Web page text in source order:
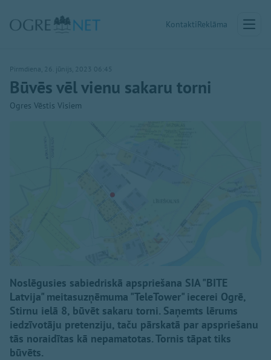
KontaktiReklāma
Pirmdiena, 26. jūnijs, 2023 06:45
Būvēs vēl vienu sakaru torni
Ogres Vēstis Visiem
Noslēgusies sabiedriskā apspriešana SIA "BITE
Latvija" meitasuzņēmuma "TeleTower" iecerei Ogrē,
Stirnu ielā 8, būvēt sakaru torni. Saņemts lērums
iedzīvotāju pretenziju, taču pārskatā par apspriešanu
tās noraidītas kā nepamatotas. Tornis tāpat tiks
būvēts.